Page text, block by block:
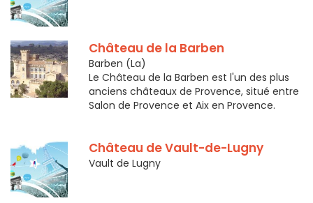
Château de la Barben
Barben (La)
Le Château de la Barben est l'un des plus
anciens châteaux de Provence, situé entre
Salon de Provence et Aix en Provence.
Château de Vault-de-Lugny
Vault de Lugny